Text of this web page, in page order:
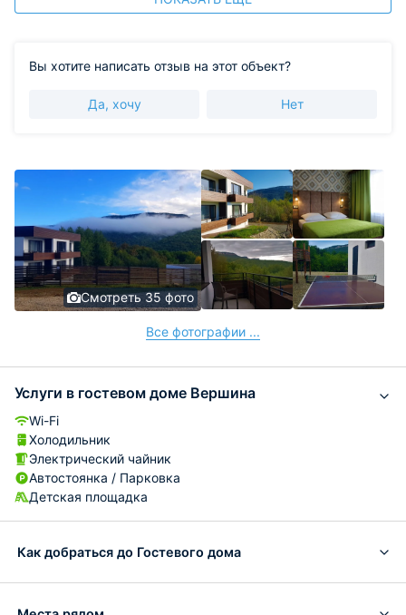
Вы хотите написать отзыв на этот объект?
Да, хочу Нет
Смотреть 35 фото
Все фотографии ...
Услуги в гостевом доме Вершина
Wi-Fi
Холодильник
Электрический чайник
Автостоянка / Парковка
Детская площадка
Как добраться до Гостевого дома